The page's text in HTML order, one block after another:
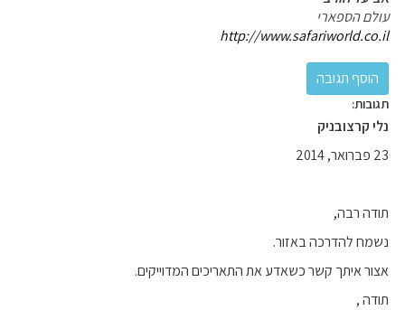
עולם הספארי
http://www.safariworld.co.il
תגובות:
נלי קרצובניק
23 פברואר, 2014
תודה רבה,
נשמח להדרכה באזור.
אצור איתך קשר כשאדע את התאריכים המדוייקים.
תודה ,